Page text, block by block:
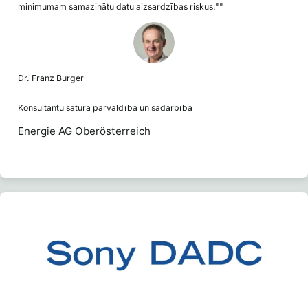
minimumam samazinātu datu aizsardzības riskus.""
Dr. Franz Burger
Konsultantu satura pārvaldība un sadarbība
Energie AG Oberösterreich